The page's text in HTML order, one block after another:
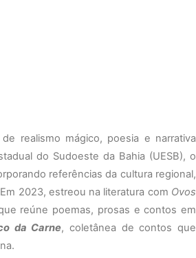
realismo mágico, poesia e narrativa
do Sudoeste da Bahia (UESB), o
referências da cultura regional,
2023, estreou na literatura com Ovos
reúne poemas, prosas e contos em
da Carne, coletânea de contos que